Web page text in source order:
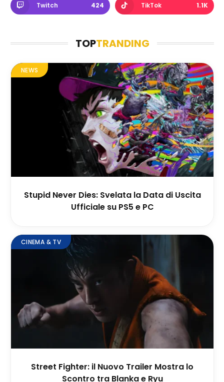
Twitch 424 TikTok 1.1K
TOPTRANDING
NEWS
Stupid Never Dies: Svelata la Data di Uscita
Ufficiale su PS5 e PC
CINEMA & TV
Street Fighter: il Nuovo Trailer Mostra lo
Scontro tra Blanka e Ryu